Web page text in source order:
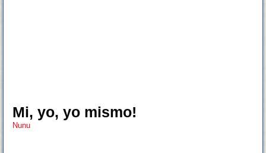
Mi, yo, yo mismo!
Nunu